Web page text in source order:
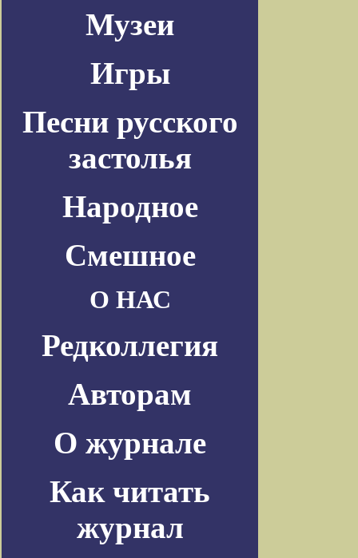
Музеи
Игры
Песни русского
застолья
Народное
Смешное
О НАС
Редколлегия
Авторам
О журнале
Как читать
журнал